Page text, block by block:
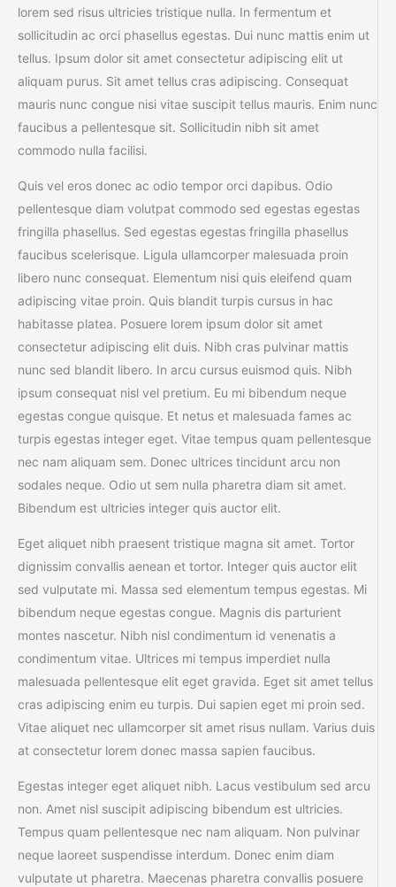
lorem sed risus ultricies tristique nulla. In fermentum et
sollicitudin ac orci phasellus egestas. Dui nunc mattis enim ut
tellus. Ipsum dolor sit amet consectetur adipiscing elit ut
aliquam purus. Sit amet tellus cras adipiscing. Consequat
mauris nunc congue nisi vitae suscipit tellus mauris. Enim nunc
faucibus a pellentesque sit. Sollicitudin nibh sit amet
commodo nulla facilisi.
Quis vel eros donec ac odio tempor orci dapibus. Odio
pellentesque diam volutpat commodo sed egestas egestas
fringilla phasellus. Sed egestas egestas fringilla phasellus
faucibus scelerisque. Ligula ullamcorper malesuada proin
libero nunc consequat. Elementum nisi quis eleifend quam
adipiscing vitae proin. Quis blandit turpis cursus in hac
habitasse platea. Posuere lorem ipsum dolor sit amet
consectetur adipiscing elit duis. Nibh cras pulvinar mattis
nunc sed blandit libero. In arcu cursus euismod quis. Nibh
ipsum consequat nisl vel pretium. Eu mi bibendum neque
egestas congue quisque. Et netus et malesuada fames ac
turpis egestas integer eget. Vitae tempus quam pellentesque
nec nam aliquam sem. Donec ultrices tincidunt arcu non
sodales neque. Odio ut sem nulla pharetra diam sit amet.
Bibendum est ultricies integer quis auctor elit.
Eget aliquet nibh praesent tristique magna sit amet. Tortor
dignissim convallis aenean et tortor. Integer quis auctor elit
sed vulputate mi. Massa sed elementum tempus egestas. Mi
bibendum neque egestas congue. Magnis dis parturient
montes nascetur. Nibh nisl condimentum id venenatis a
condimentum vitae. Ultrices mi tempus imperdiet nulla
malesuada pellentesque elit eget gravida. Eget sit amet tellus
cras adipiscing enim eu turpis. Dui sapien eget mi proin sed.
Vitae aliquet nec ullamcorper sit amet risus nullam. Varius duis
at consectetur lorem donec massa sapien faucibus.
Egestas integer eget aliquet nibh. Lacus vestibulum sed arcu
non. Amet nisl suscipit adipiscing bibendum est ultricies.
Tempus quam pellentesque nec nam aliquam. Non pulvinar
neque laoreet suspendisse interdum. Donec enim diam
vulputate ut pharetra. Maecenas pharetra convallis posuere